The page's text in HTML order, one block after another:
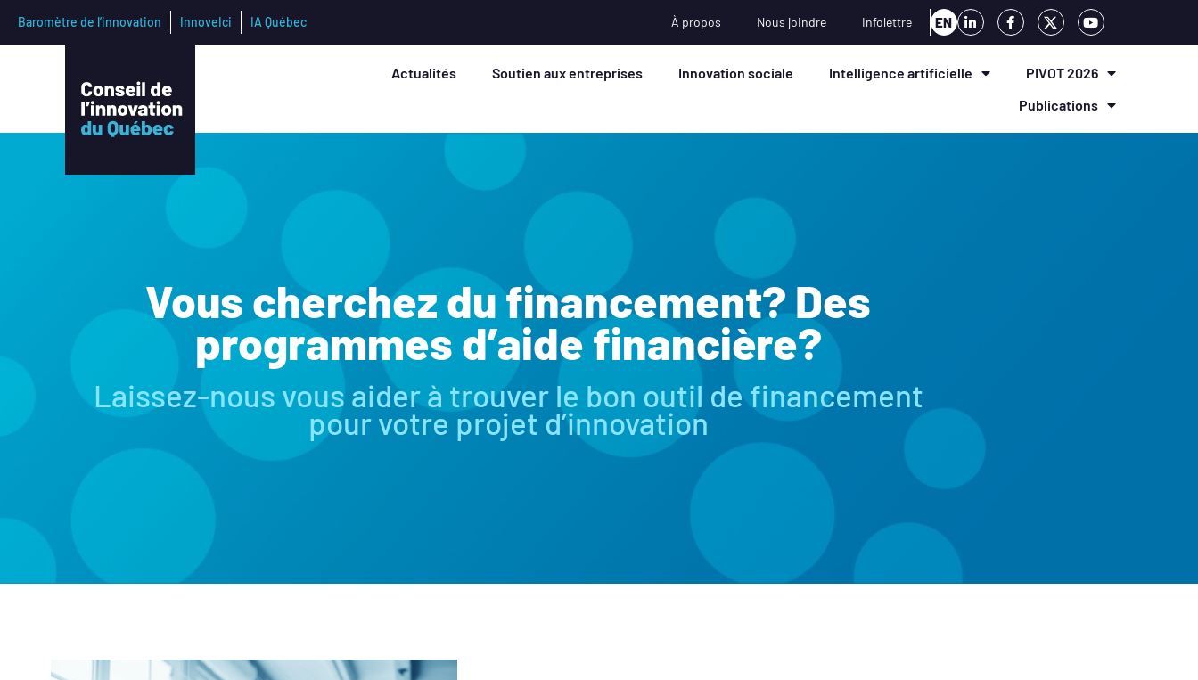
Baromètre de l’innovation InnoveIci IA Québec À propos Nous joindre Infolettre EN
Actualités Soutien aux entreprises Innovation sociale Intelligence artificielle
PIVOT 2026
Publications
Vous cherchez du financement? Des
programmes d’aide financière?
Laissez-nous vous aider à trouver le bon outil de financement
pour votre projet d’innovation